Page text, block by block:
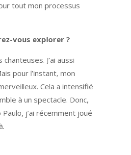
tout mon processus
vous explorer ?
J’ai aussi
pour l’instant, mon
Cela a intensifié
à un spectacle. Donc,
j’ai récemment joué